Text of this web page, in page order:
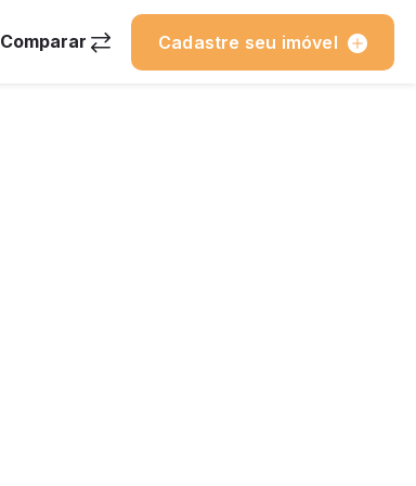
Comparar Cadastre seu imóvel